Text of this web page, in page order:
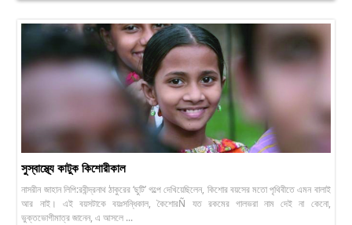
সুস্বাস্থ্যে কাটুক কিশোরীকাল
নাসরীন জাহান লিপি:রবীন্দ্রনাথ ঠাকুরের ‘ছুটি’ গল্পে দেখিয়েছিলেন, কিশোর বয়সের মতো পৃথিবীতে এমন বালাই
আর নাই। এই বয়সটাকে বয়ঃসন্ধিকাল, কৈশোরÑ যত রকমের গালভরা নাম দেই না কেনো,
ভুক্তভোগীমাত্র জানেন, এ আসলে ...